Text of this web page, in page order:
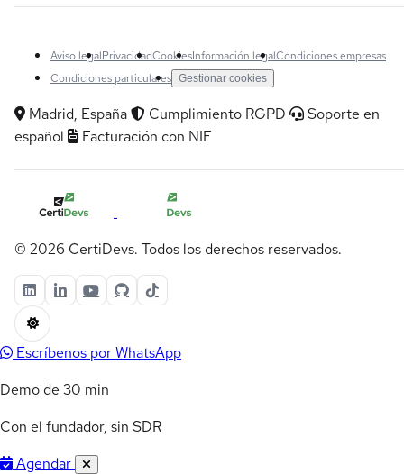
Aviso legalPrivacidadCookiesInformación legalCondiciones empresas
Condiciones particulares Gestionar cookies
Madrid, España Cumplimiento RGPD
Soporte en
español
Facturación con NIF
© 2026 CertiDevs. Todos los derechos reservados.
Escríbenos por WhatsApp
Demo de 30 min
Con el fundador, sin SDR
Agendar